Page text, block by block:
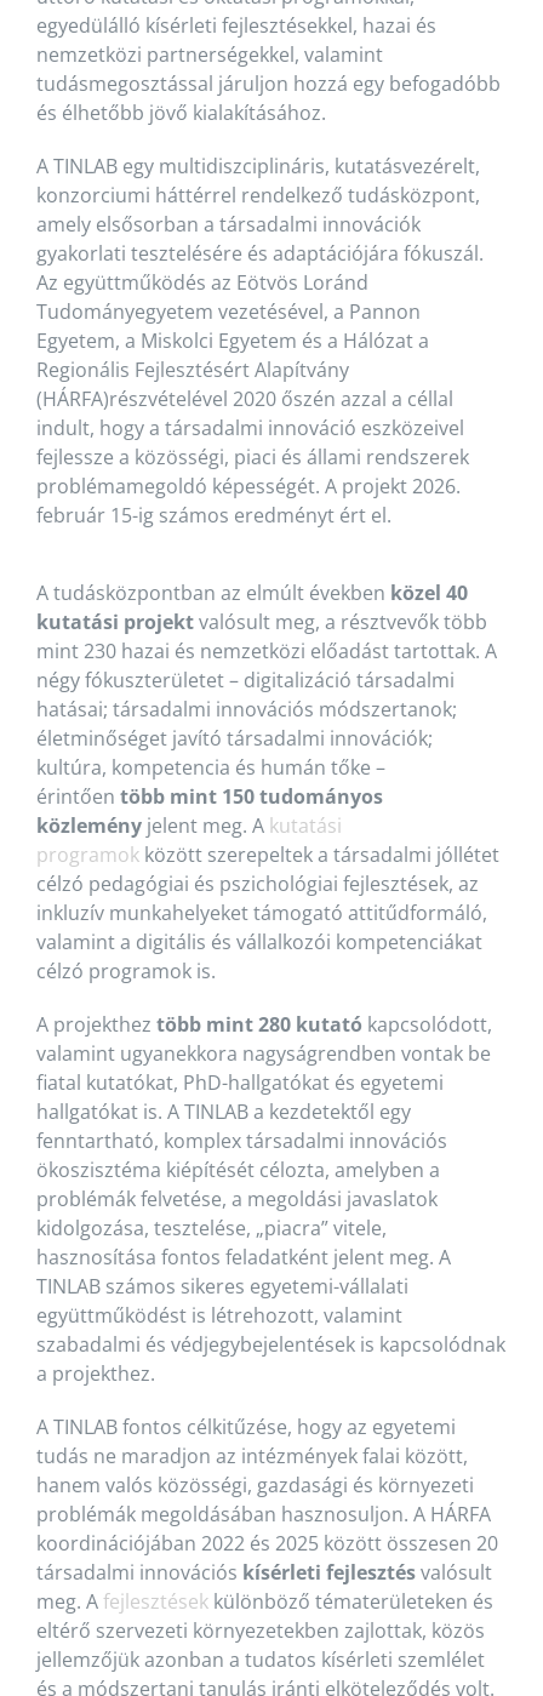
egyedülálló kísérleti fejlesztésekkel, hazai és
nemzetközi partnerségekkel, valamint
tudásmegosztással járuljon hozzá egy befogadóbb
és élhetőbb jövő kialakításához.
A TINLAB egy multidiszciplináris, kutatásvezérelt,
konzorciumi háttérrel rendelkező tudásközpont,
amely elsősorban a társadalmi innovációk
gyakorlati tesztelésére és adaptációjára fókuszál.
Az együttműködés az Eötvös Loránd
Tudományegyetem vezetésével, a Pannon
Egyetem, a Miskolci Egyetem és a Hálózat a
Regionális Fejlesztésért Alapítvány
(HÁRFA)részvételével 2020 őszén azzal a céllal
indult, hogy a társadalmi innováció eszközeivel
fejlessze a közösségi, piaci és állami rendszerek
problémamegoldó képességét. A projekt 2026.
február 15-ig számos eredményt ért el.
A tudásközpontban az elmúlt években közel 40
kutatási projektvalósult meg, a résztvevők több
mint 230 hazai és nemzetközi előadást tartottak. A
négy fókuszterületet – digitalizáció társadalmi
hatásai; társadalmi innovációs módszertanok;
életminőséget javító társadalmi innovációk;
kultúra, kompetencia és humán tőke –
érintően több mint 150 tudományos
közleményjelent meg. A kutatási
programokközött szerepeltek a társadalmi jóllétet
célzó pedagógiai és pszichológiai fejlesztések, az
inkluzív munkahelyeket támogató attitűdformáló,
valamint a digitális és vállalkozói kompetenciákat
célzó programok is.
A projekthez több mint 280 kutató kapcsolódott,
valamint ugyanekkora nagyságrendben vontak be
fiatal kutatókat, PhD-hallgatókat és egyetemi
hallgatókat is. A TINLAB a kezdetektől egy
fenntartható, komplex társadalmi innovációs
ökoszisztéma kiépítését célozta, amelyben a
problémák felvetése, a megoldási javaslatok
kidolgozása, tesztelése, „piacra” vitele,
hasznosítása fontos feladatként jelent meg. A
TINLAB számos sikeres egyetemi-vállalati
együttműködést is létrehozott, valamint
szabadalmi és védjegybejelentések is kapcsolódnak
a projekthez.
A TINLAB fontos célkitűzése, hogy az egyetemi
tudás ne maradjon az intézmények falai között,
hanem valós közösségi, gazdasági és környezeti
problémák megoldásában hasznosuljon. A HÁRFA
koordinációjában 2022 és 2025 között összesen 20
társadalmi innovációs kísérleti fejlesztésvalósult
meg. Afejlesztésekkülönböző tématerületeken és
eltérő szervezeti környezetekben zajlottak, közös
jellemzőjük azonban a tudatos kísérleti szemlélet
és a módszertani tanulás iránti elköteleződés volt.